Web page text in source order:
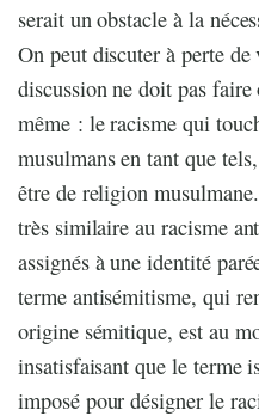
serait un obstacle à la
On peut discuter à perte
discussion ne doit pas
même : le racisme qui
musulmans en tant que
être de religion
très similaire au racisme
assignés à une identité
terme antisémitisme, qui
origine sémitique, est au
insatisfaisant que le terme
imposé pour désigner le